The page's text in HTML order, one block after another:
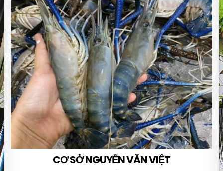
CƠ SỞ NGUYỄN VĂN VIỆT